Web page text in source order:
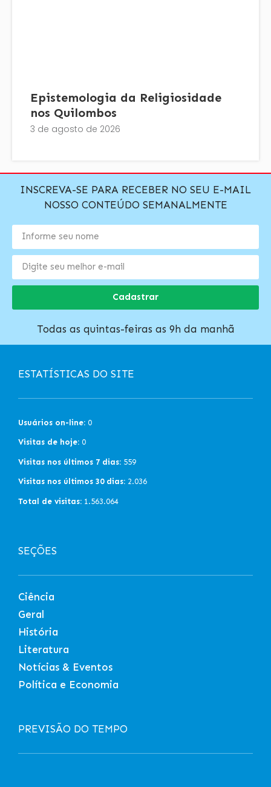
Epistemologia da Religiosidade
nos Quilombos
3 de agosto de 2026
INSCREVA-SE PARA RECEBER NO SEU E-MAIL
NOSSO CONTEÚDO SEMANALMENTE
Cadastrar
Todas as quintas-feiras as 9h da manhã
ESTATÍSTICAS DO SITE
Usuários on-line: 0
Visitas de hoje: 0
Visitas nos últimos 7 dias: 559
Visitas nos últimos 30 dias: 2.036
Total de visitas: 1.563.064
SEÇÕES
Ciência
Geral
História
Literatura
Notícias & Eventos
Política e Economia
PREVISÃO DO TEMPO